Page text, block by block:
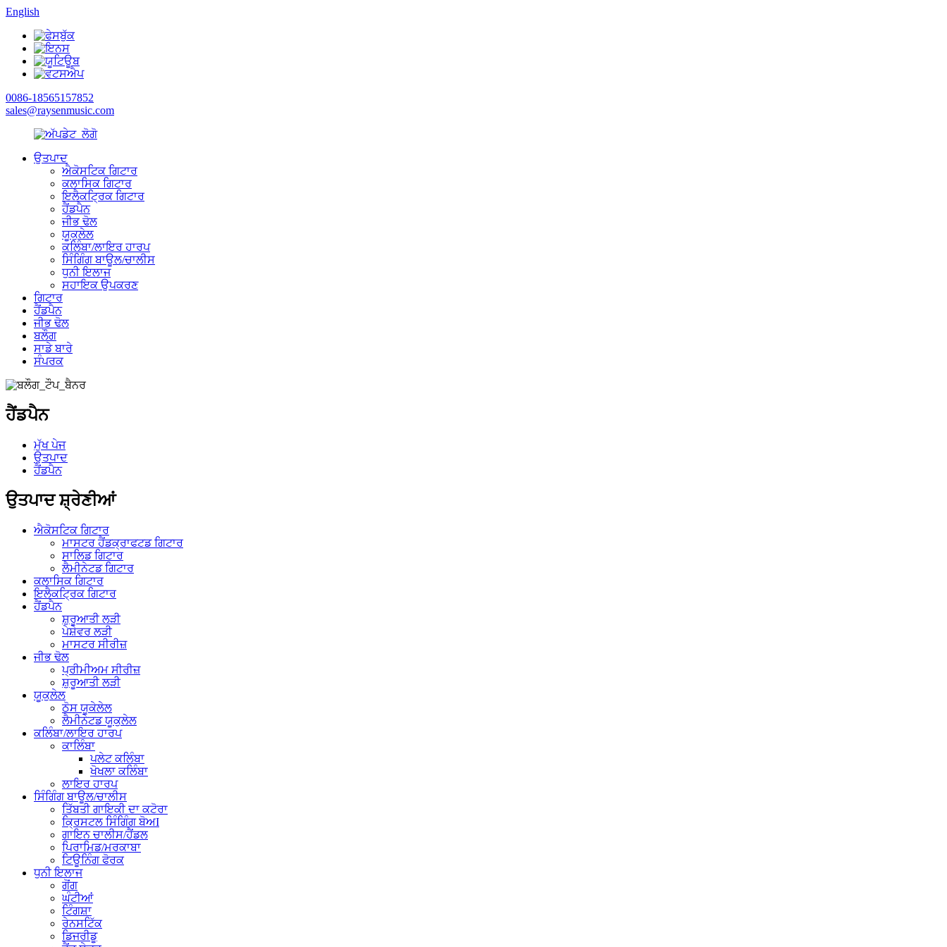
English
0086-18565157852
sales@raysenmusic.com
ਉਤਪਾਦ
ਐਕੋਸਟਿਕ ਗਿਟਾਰ
ਕਲਾਸਿਕ ਗਿਟਾਰ
ਇਲੈਕਟ੍ਰਿਕ ਗਿਟਾਰ
ਹੈਂਡਪੈਨ
ਜੀਭ ਢੋਲ
ਯੂਕੁਲੇਲ
ਕਲਿੰਬਾ/ਲਾਇਰ ਹਾਰਪ
ਸਿੰਗਿੰਗ ਬਾਊਲ/ਚਾਲੀਸ
ਧੁਨੀ ਇਲਾਜ
ਸਹਾਇਕ ਉਪਕਰਣ
ਗਿਟਾਰ
ਹੈਂਡਪੈਨ
ਜੀਭ ਢੋਲ
ਬਲੌਗ
ਸਾਡੇ ਬਾਰੇ
ਸੰਪਰਕ
ਹੈਂਡਪੈਨ
ਮੁੱਖ ਪੇਜ
ਉਤਪਾਦ
ਹੈਂਡਪੈਨ
ਉਤਪਾਦ ਸ਼੍ਰੇਣੀਆਂ
ਐਕੋਸਟਿਕ ਗਿਟਾਰ
ਮਾਸਟਰ ਹੈਂਡਕ੍ਰਾਫਟਡ ਗਿਟਾਰ
ਸਾਲਿਡ ਗਿਟਾਰ
ਲੈਮੀਨੇਟਡ ਗਿਟਾਰ
ਕਲਾਸਿਕ ਗਿਟਾਰ
ਇਲੈਕਟ੍ਰਿਕ ਗਿਟਾਰ
ਹੈਂਡਪੈਨ
ਸ਼ੁਰੂਆਤੀ ਲੜੀ
ਪੇਸ਼ੇਵਰ ਲੜੀ
ਮਾਸਟਰ ਸੀਰੀਜ਼
ਜੀਭ ਢੋਲ
ਪ੍ਰੀਮੀਅਮ ਸੀਰੀਜ਼
ਸ਼ੁਰੂਆਤੀ ਲੜੀ
ਯੂਕੁਲੇਲ
ਠੋਸ ਯੂਕੇਲੇਲ
ਲੈਮੀਨੇਟਡ ਯੂਕੁਲੇਲ
ਕਲਿੰਬਾ/ਲਾਇਰ ਹਾਰਪ
ਕਾਲਿੰਬਾ
ਪਲੇਟ ਕਲਿੰਬਾ
ਖੋਖਲਾ ਕਲਿੰਬਾ
ਲਾਇਰ ਹਾਰਪ
ਸਿੰਗਿੰਗ ਬਾਊਲ/ਚਾਲੀਸ
ਤਿੱਬਤੀ ਗਾਇਕੀ ਦਾ ਕਟੋਰਾ
ਕ੍ਰਿਸਟਲ ਸਿੰਗਿੰਗ ਬੋਅI
ਗਾਇਨ ਚਾਲੀਸ/ਹੈਂਡਲ
ਪਿਰਾਮਿਡ/ਮਰਕਾਬਾ
ਟਿਊਨਿੰਗ ਫੋਰਕ
ਧੁਨੀ ਇਲਾਜ
ਗੋਂਗ
ਘੰਟੀਆਂ
ਟਿੰਗਸ਼ਾ
ਰੇਨਸਟਿੱਕ
ਡਿਜਰੀਡੂ